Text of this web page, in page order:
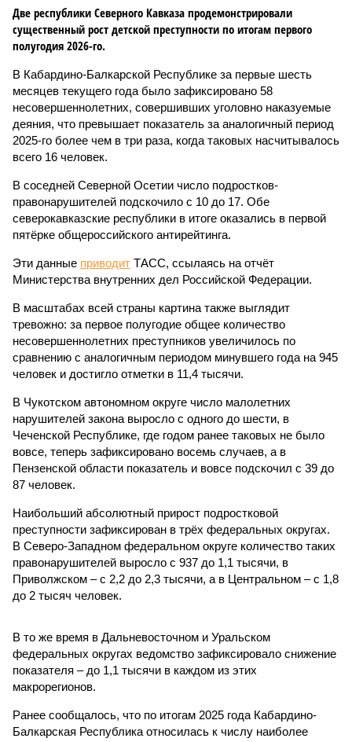
Две республики Северного Кавказа продемонстрировали
существенный рост детской преступности по итогам первого
полугодия 2026-го.
В Кабардино-Балкарской Республике за первые шесть
месяцев текущего года было зафиксировано 58
несовершеннолетних, совершивших уголовно наказуемые
деяния, что превышает показатель за аналогичный период
2025-го более чем в три раза, когда таковых насчитывалось
всего 16 человек.
В соседней Северной Осетии число подростков-
правонарушителей подскочило с 10 до 17. Обе
северокавказские республики в итоге оказались в первой
пятёрке общероссийского антирейтинга.
Эти данные приводит ТАСС, ссылаясь на отчёт
Министерства внутренних дел Российской Федерации.
В масштабах всей страны картина также выглядит
тревожно: за первое полугодие общее количество
несовершеннолетних преступников увеличилось по
сравнению с аналогичным периодом минувшего года на 945
человек и достигло отметки в 11,4 тысячи.
В Чукотском автономном округе число малолетних
нарушителей закона выросло с одного до шести, в
Чеченской Республике, где годом ранее таковых не было
вовсе, теперь зафиксировано восемь случаев, а в
Пензенской области показатель и вовсе подскочил с 39 до
87 человек.
Наибольший абсолютный прирост подростковой
преступности зафиксирован в трёх федеральных округах.
В Северо-Западном федеральном округе количество таких
правонарушителей выросло с 937 до 1,1 тысячи, в
Приволжском – с 2,2 до 2,3 тысячи, а в Центральном – с 1,8
до 2 тысяч человек.
В то же время в Дальневосточном и Уральском
федеральных округах ведомство зафиксировало снижение
показателя – до 1,1 тысячи в каждом из этих
макрорегионов.
Ранее сообщалось, что по итогам 2025 года Кабардино-
Балкарская Республика относилась к числу наиболее